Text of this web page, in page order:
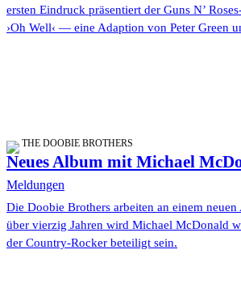
ersten Eindruck präsentiert der Guns N’
›Oh Well‹ — eine Adaption von Peter Green
THE DOOBIE BROTHERS
Neues Album mit Michael
Meldungen
Die Doobie Brothers arbeiten an einem
über vierzig Jahren wird Michael McDonald
der Country-Rocker beteiligt sein.